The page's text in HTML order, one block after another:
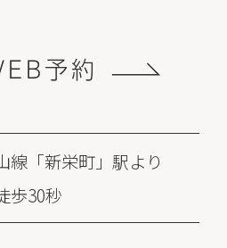
予約
線「新栄町」駅より
歩30秒